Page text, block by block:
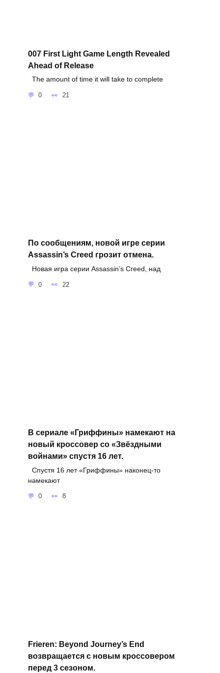
007 First Light Game Length Revealed
Ahead of Release
The amount of time it will take to complete
0 21
По сообщениям, новой игре серии
Assassin’s Creed грозит отмена.
Новая игра серии Assassin’s Creed, над
0 22
В сериале «Гриффины» намекают на
новый кроссовер со «Звёздными
войнами» спустя 16 лет.
Спустя 16 лет «Гриффины» наконец-то
намекают
0 8
Frieren: Beyond Journey’s End
возвращается с новым кроссовером
перед 3 сезоном.